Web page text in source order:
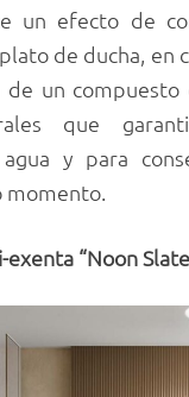
un efecto de
de ducha, en
de un
que
y para
exenta “Noon